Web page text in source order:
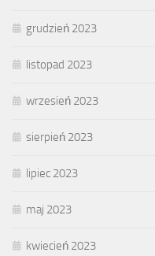
grudzień 2023
listopad 2023
wrzesień 2023
sierpień 2023
lipiec 2023
maj 2023
kwiecień 2023